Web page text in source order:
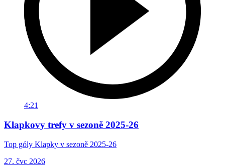
4:21
Klapkovy trefy v sezoně 2025-26
Top góly Klapky v sezoně 2025-26
27. čvc 2026